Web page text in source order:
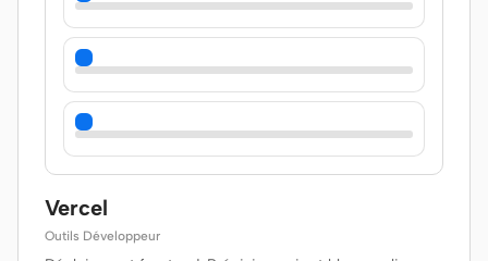
Vercel
Outils Développeur